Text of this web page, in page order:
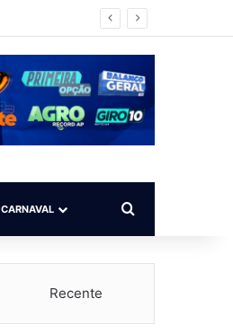
CARNAVAL Procurar por
Recente